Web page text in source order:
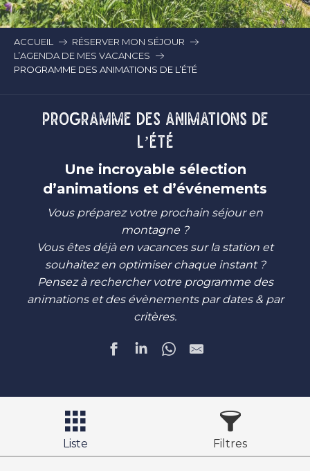
ACCUEIL
RÉSERVER MON SÉJOUR
L’AGENDA DE MES VACANCES
PROGRAMME DES ANIMATIONS DE L’ÉTÉ
PROGRAMME DES ANIMATIONS DE
L’ÉTÉ
Une incroyable sélection
d’animations et d’événements
Vous préparez votre prochain séjour en
montagne ?
Vous êtes déjà en vacances sur la station et
souhaitez en optimiser chaque instant ?
Pensez à rechercher votre programme des
animations et des évènements par dates & par
critères.
Liste Filtres